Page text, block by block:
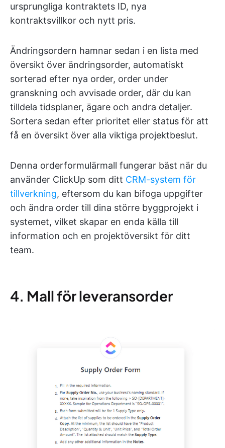
ursprungliga kontraktets ID, nya
kontraktsvillkor och nytt pris.
Ändringsordern hamnar sedan i en lista med
översikt över ändringsorder, automatiskt
sorterad efter nya order, order under
granskning och avvisade order, där du kan
tilldela tidsplaner, ägare och andra detaljer.
Sortera sedan efter prioritet eller status för att
få en översikt över alla viktiga projektbeslut.
Denna orderformulärmall fungerar bäst när du
använder ClickUp som ditt CRM-system för
tillverkning, eftersom du kan bifoga uppgifter
och ändra order till dina större byggprojekt i
systemet, vilket skapar en enda källa till
information och en projektöversikt för ditt
team.
4. Mall för leveransorder